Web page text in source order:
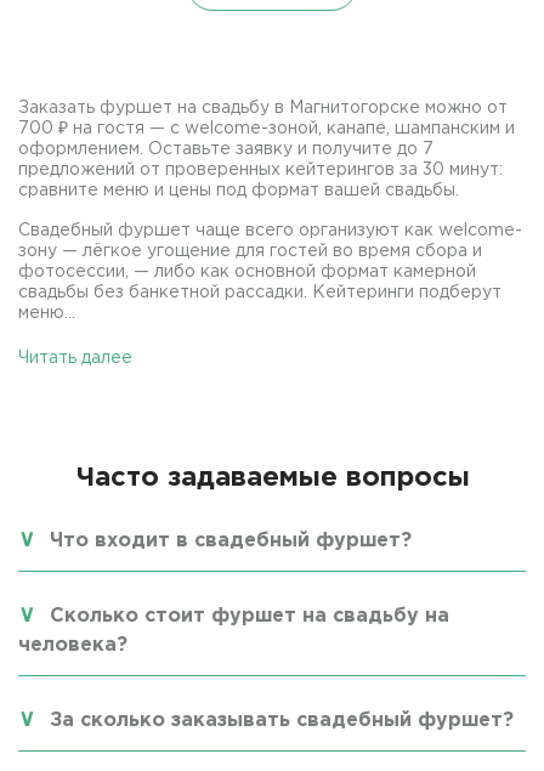
Заказать фуршет на свадьбу в Магнитогорске можно от
700 ₽ на гостя — с welcome-зоной, канапе, шампанским и
оформлением. Оставьте заявку и получите до 7
предложений от проверенных кейтерингов за 30 минут:
сравните меню и цены под формат вашей свадьбы.
Свадебный фуршет чаще всего организуют как welcome-
зону — лёгкое угощение для гостей во время сбора и
фотосессии, — либо как основной формат камерной
свадьбы без банкетной рассадки. Кейтеринги подберут
меню...
Читать далее
Часто задаваемые вопросы
Что входит в свадебный фуршет?
Сколько стоит фуршет на свадьбу на
человека?
За сколько заказывать свадебный фуршет?